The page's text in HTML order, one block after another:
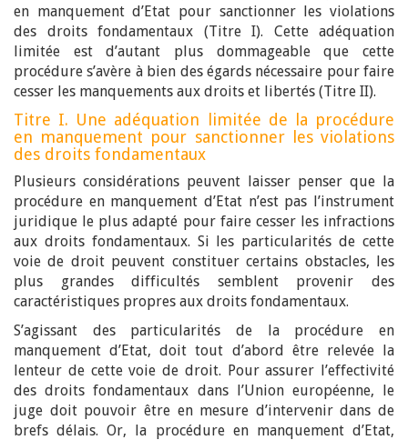
en manquement d’Etat pour sanctionner les violations
des droits fondamentaux (Titre I). Cette adéquation
limitée est d’autant plus dommageable que cette
procédure s’avère à bien des égards nécessaire pour faire
cesser les manquements aux droits et libertés (Titre II).
Titre I. Une adéquation limitée de la procédure
en manquement pour sanctionner les violations
des droits fondamentaux
Plusieurs considérations peuvent laisser penser que la
procédure en manquement d’Etat n’est pas l’instrument
juridique le plus adapté pour faire cesser les infractions
aux droits fondamentaux. Si les particularités de cette
voie de droit peuvent constituer certains obstacles, les
plus grandes difficultés semblent provenir des
caractéristiques propres aux droits fondamentaux.
S’agissant des particularités de la procédure en
manquement d’Etat, doit tout d’abord être relevée la
lenteur de cette voie de droit. Pour assurer l’effectivité
des droits fondamentaux dans l’Union européenne, le
juge doit pouvoir être en mesure d’intervenir dans de
brefs délais. Or, la procédure en manquement d’Etat,